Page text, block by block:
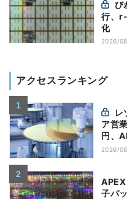
行、
化
2026/
アクセスランキング
ア営
円、
2026/
子パ